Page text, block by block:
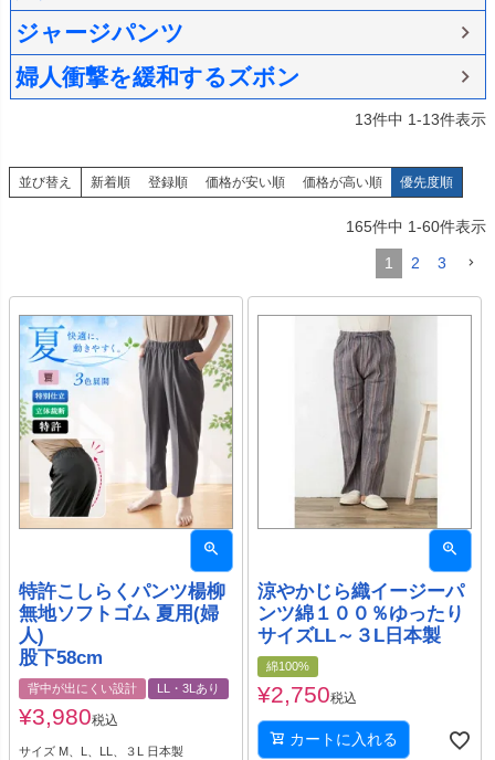
ジャージパンツ
婦人衝撃を緩和するズボン
13件中 1-13件表示
並び替え 新着順 登録順 価格が安い順 価格が高い順 優先度順
165件中 1-60件表示
1 2 3
特許こしらくパンツ楊柳
無地ソフトゴム 夏用(婦
人)
股下58cm
背中が出にくい設計 LL・3Lあり
¥3,980税込
サイズ M、L、LL、３L 日本製
涼やかじら織イージーパ
ンツ綿１００％ゆったり
サイズLL～３L日本製
綿100%
¥2,750税込
カートに入れる